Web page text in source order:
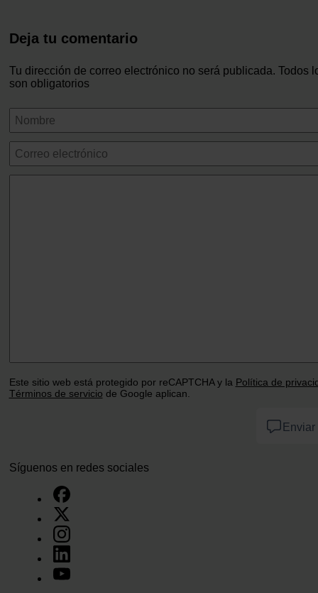
Deja tu comentario
Tu dirección de correo electrónico no será publicada. Todos
son obligatorios
Este sitio web está protegido por reCAPTCHA y la Política de
Términos de servicio de Google aplican.
Síguenos en redes sociales